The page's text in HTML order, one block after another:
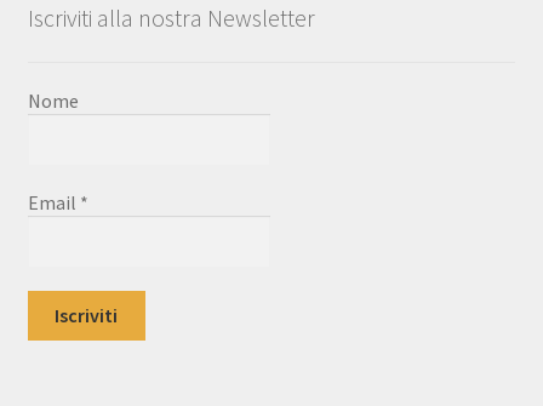
Iscriviti alla nostra Newsletter
Nome
Email *